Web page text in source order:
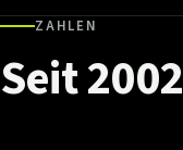
ZAHLEN
Seit2002